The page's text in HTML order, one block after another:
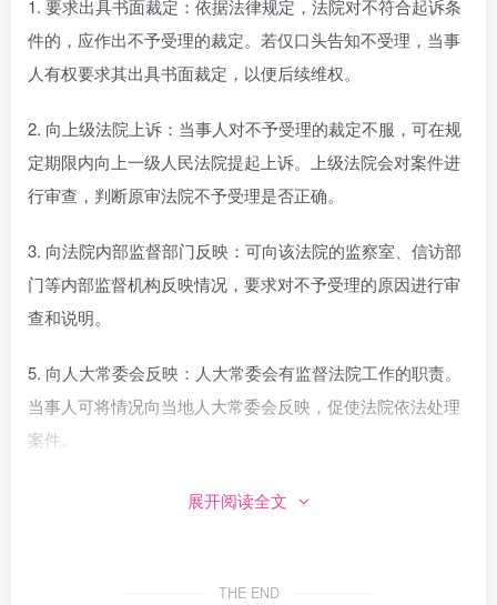
1. 要求出具书面裁定：依据法律规定，法院对不符合起诉条
件的，应作出不予受理的裁定。若仅口头告知不受理，当事
人有权要求其出具书面裁定，以便后续维权。
2. 向上级法院上诉：当事人对不予受理的裁定不服，可在规
定期限内向上一级人民法院提起上诉。上级法院会对案件进
行审查，判断原审法院不予受理是否正确。
3. 向法院内部监督部门反映：可向该法院的监察室、信访部
门等内部监督机构反映情况，要求对不予受理的原因进行审
查和说明。
5. 向人大常委会反映：人大常委会有监督法院工作的职责。
当事人可将情况向当地人大常委会反映，促使法院依法处理
案件。
投诉时应准备好相关材料，如起诉状、证据、法院不予受理
若法院不退诉讼费，可通过以下途径投诉反映：
展开阅读全文
THE END